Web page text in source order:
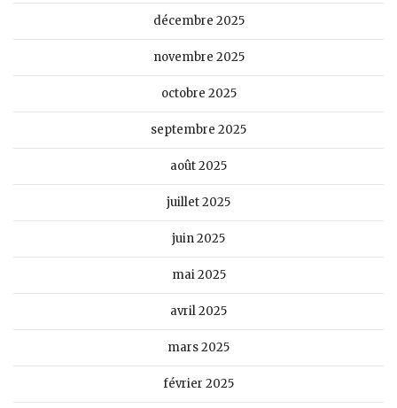
décembre 2025
novembre 2025
octobre 2025
septembre 2025
août 2025
juillet 2025
juin 2025
mai 2025
avril 2025
mars 2025
février 2025